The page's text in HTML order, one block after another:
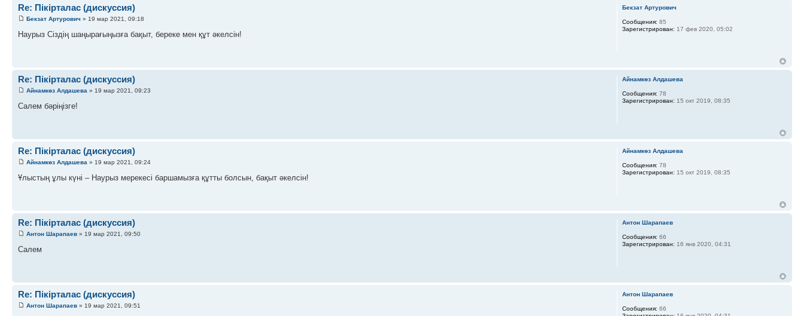
Re: Пікірталас (дискуссия)
Бекзат Артурович » 19 мар 2021, 09:18
Наурыз Сіздің шаңырағыңызға бақыт, береке мен құт әкелсін!
Бекзат Артурович
Сообщения: 85
Зарегистрирован: 17 фев 2020, 05:02
Re: Пікірталас (дискуссия)
Айнамкөз Алдашева » 19 мар 2021, 09:23
Салем бәріңізге!
Айнамкөз Алдашева
Сообщения: 78
Зарегистрирован: 15 окт 2019, 08:35
Re: Пікірталас (дискуссия)
Айнамкөз Алдашева » 19 мар 2021, 09:24
Ұлыстың ұлы күні – Наурыз мерекесі баршамызға құтты болсын, бақыт әкелсін!
Айнамкөз Алдашева
Сообщения: 78
Зарегистрирован: 15 окт 2019, 08:35
Re: Пікірталас (дискуссия)
Антон Шарапаев » 19 мар 2021, 09:50
Салем
Антон Шарапаев
Сообщения: 66
Зарегистрирован: 16 янв 2020, 04:31
Re: Пікірталас (дискуссия)
Антон Шарапаев » 19 мар 2021, 09:51
Антон Шарапаев
Сообщения: 66